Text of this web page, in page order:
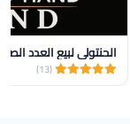
الحنتولي لبيع العدد
(13)